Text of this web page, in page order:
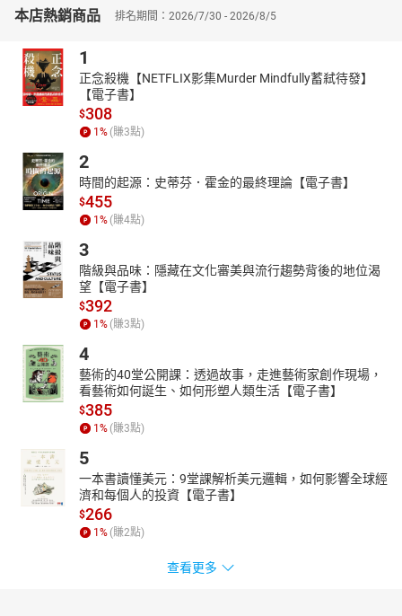
本店熱銷商品 排名期間：2026/7/30 - 2026/8/5
1
正念殺機【NETFLIX影集Murder Mindfully蓄弒待發】
【電子書】
$308
1 % (賺3點)
2
時間的起源：史蒂芬．霍金的最終理論【電子書】
$455
1 % (賺4點)
3
階級與品味：隱藏在文化審美與流行趨勢背後的地位渴
望【電子書】
$392
1 % (賺3點)
4
藝術的40堂公開課：透過故事，走進藝術家創作現場，
看藝術如何誕生、如何形塑人類生活【電子書】
$385
1 % (賺3點)
5
一本書讀懂美元：9堂課解析美元邏輯，如何影響全球經
濟和每個人的投資【電子書】
$266
1 % (賺2點)
查看更多